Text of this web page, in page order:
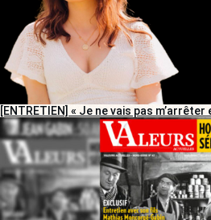
[ENTRETIEN] « Je ne vais pas